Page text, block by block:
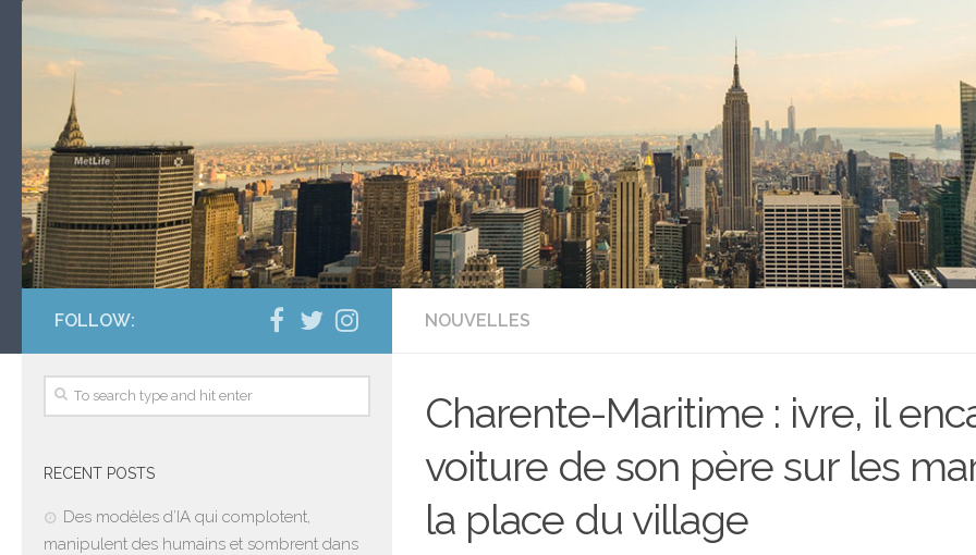
NOUVELLES
Charente-Maritime : ivre, il
voiture de son père sur les
la place du village
FOLLOW:
RECENT POSTS
Des modèles d’IA qui complotent,
manipulent des humains et sombrent dans